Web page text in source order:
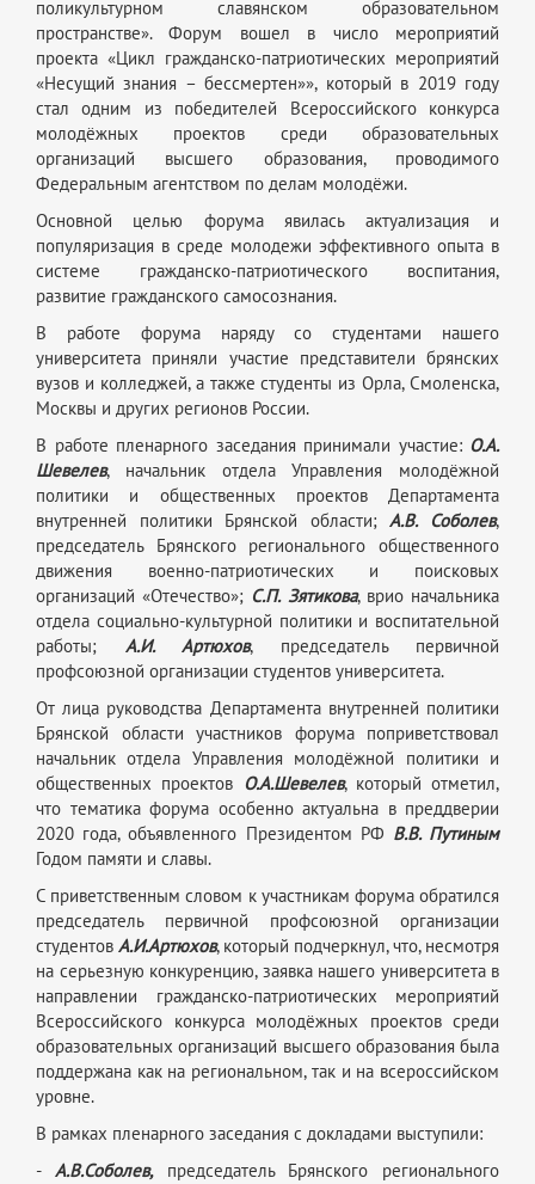
поликультурном славянском образовательном
пространстве». Форум вошел в число мероприятий
проекта «Цикл гражданско-патриотических мероприятий
«Несущий знания – бессмертен»», который в 2019 году
стал одним из победителей Всероссийского конкурса
молодёжных проектов среди образовательных
организаций высшего образования, проводимого
Федеральным агентством по делам молодёжи.
Основной целью форума явилась актуализация и
популяризация в среде молодежи эффективного опыта в
системе гражданско-патриотического воспитания,
развитие гражданского самосознания.
В работе форума наряду со студентами нашего
университета приняли участие представители брянских
вузов и колледжей, а также студенты из Орла, Смоленска,
Москвы и других регионов России.
В работе пленарного заседания принимали участие: О.А.
Шевелев, начальник отдела Управления молодёжной
политики и общественных проектов Департамента
внутренней политики Брянской области;А.В. Соболев,
председатель Брянского регионального общественного
движения военно-патриотических и поисковых
организаций «Отечество»; С.П. Зятикова, врио начальника
отдела социально-культурной политики и воспитательной
работы; А.И. Артюхов, председатель первичной
профсоюзной организации студентов университета.
От лица руководства Департамента внутренней политики
Брянской области участников форума поприветствовал
начальник отдела Управления молодёжной политики и
общественных проектов О.А.Шевелев, который отметил,
что тематика форума особенно актуальна в преддверии
2020 года, объявленного Президентом РФ В.В. Путиным
Годом памяти и славы.
С приветственным словом к участникам форума обратился
председатель первичной профсоюзной организации
студентов А.И.Артюхов, который подчеркнул, что, несмотря
на серьезную конкуренцию, заявка нашего университета в
направлении гражданско-патриотических мероприятий
Всероссийского конкурса молодёжных проектов среди
образовательных организаций высшего образования была
поддержана как на региональном, так и на всероссийском
уровне.
В рамках пленарного заседания с докладами выступили:
- А.В.Соболев,председатель Брянского регионального